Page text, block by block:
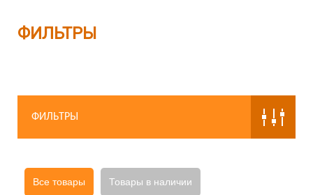
ФИЛЬТРЫ
ФИЛЬТРЫ
Все товары Товары в наличии